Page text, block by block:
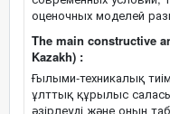
оценочных моделей
The main constructive
Kazakh) :
Ғылыми-техникалық
ұлттық құрылыс
әзірлеуді және оның